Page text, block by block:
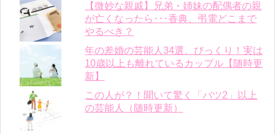
【微妙な親戚】兄弟・姉妹の配偶者の親
が亡くなったら･･･香典、弔電どこまで
やるべき？
年の差婚の芸能人34選。びっくり！実は
10歳以上も離れているカップル【随時更
新】
この人が？！聞いて驚く「バツ2」以上
の芸能人（随時更新）